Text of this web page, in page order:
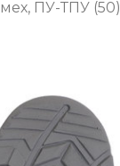
мех, ПУ-ТПУ (50)